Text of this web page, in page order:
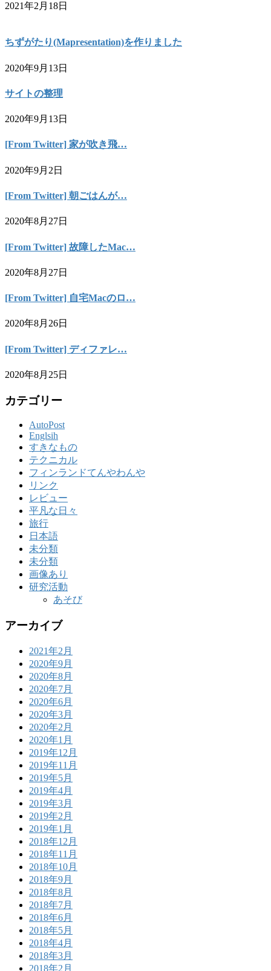
2021年2月18日
ちずがたり(Mapresentation)を作りました
2020年9月13日
サイトの整理
2020年9月13日
[From Twitter] 家が吹き飛…
2020年9月2日
[From Twitter] 朝ごはんが…
2020年8月27日
[From Twitter] 故障したMac…
2020年8月27日
[From Twitter] 自宅Macのロ…
2020年8月26日
[From Twitter] ディファレ…
2020年8月25日
カテゴリー
AutoPost
Englsih
すきなもの
テクニカル
フィンランドてんやわんや
リンク
レビュー
平凡な日々
旅行
日本語
未分類
未分類
画像あり
研究活動
あそび
アーカイブ
2021年2月
2020年9月
2020年8月
2020年7月
2020年6月
2020年3月
2020年2月
2020年1月
2019年12月
2019年11月
2019年5月
2019年4月
2019年3月
2019年2月
2019年1月
2018年12月
2018年11月
2018年10月
2018年9月
2018年8月
2018年7月
2018年6月
2018年5月
2018年4月
2018年3月
2018年2月